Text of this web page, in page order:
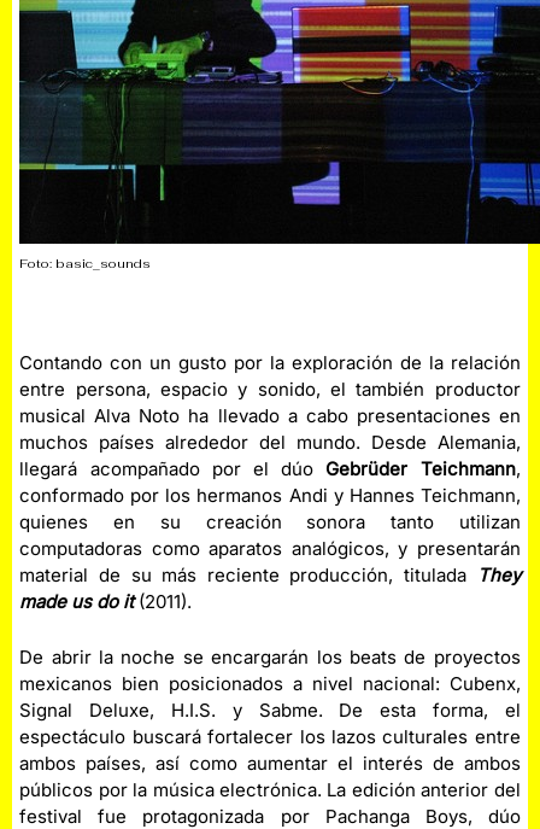
Foto: basic_sounds
Contando con un gusto por la exploración de la relación
entre persona, espacio y sonido, el también productor
musical Alva Noto ha llevado a cabo presentaciones en
muchos países alrededor del mundo. Desde Alemania,
llegará acompañado por el dúo Gebrüder Teichmann,
conformado por los hermanos Andi y Hannes Teichmann,
quienes en su creación sonora tanto utilizan
computadoras como aparatos analógicos, y presentarán
material de su más reciente producción, titulada
They
made us do it(2011).
De abrir la noche se encargarán los beats de proyectos
mexicanos bien posicionados a nivel nacional: Cubenx,
Signal Deluxe, H.I.S. y Sabme. De esta forma, el
espectáculo buscará fortalecer los lazos culturales entre
ambos países, así como aumentar el interés de ambos
públicos por la música electrónica. La edición anterior del
festival fue protagonizada por Pachanga Boys, dúo